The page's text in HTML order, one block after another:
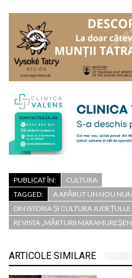
PUBLICAT ÎN:
CULTURA
TAGGED:
A APĂRUT UN NOU
DIN ISTORIA ȘI CULTURA JUDEȚULUI
REVISTA „MĂRTURII
ARTICOLE SIMILARE